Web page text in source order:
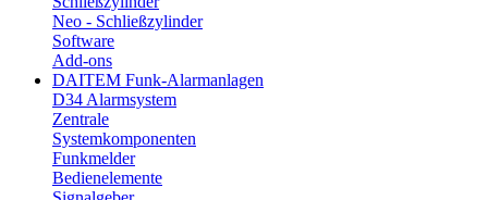
Neo - Schließzylinder
Software
Add-ons
DAITEM Funk-Alarmanlagen
D34 Alarmsystem
Zentrale
Systemkomponenten
Funkmelder
Bedienelemente